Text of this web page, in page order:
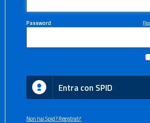
Password
Entra con SPID
Non hai Spid? Registrati!